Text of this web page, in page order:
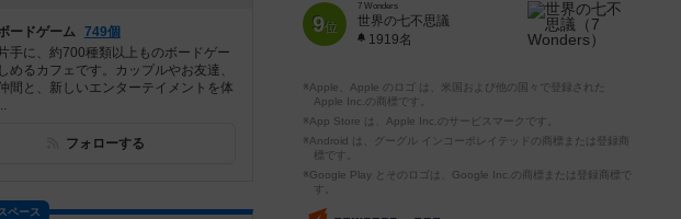
ードゲーム 749個
手に、約700種類以上ものボードゲー
めるカフェです。カップルやお友達、
間と、新しいエンターテイメントを体
フォローする
ペース
9位
7 Wonders
世界の七不思議
1919名
※Apple、Apple のロゴ は、米国および他の国々で登録された
Apple Inc.の商標です。
※App Store は、Apple Inc.のサービスマークです。
※Android は、グーグル インコーポレイテッドの商標または登録商
標です。
※Google Play とそのロゴは、Google Inc.の商標または登録商標で
す。